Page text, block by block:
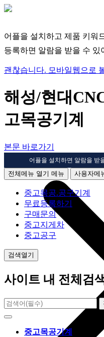
어플을 설치하고 제품 키워
등록하면 알람을 받을 수 있
괜찮습니다. 모바일웹으로
해성/현대
고목공기계
본문 바로가기
어플을 설치하면 알람을 받
전체메뉴 열기 메뉴 사용자메
중고목공.공구기계
무료등록하기
구매문의
중고지게차
중고공구
검색열기
사이트 내 전체검
중고목공기계